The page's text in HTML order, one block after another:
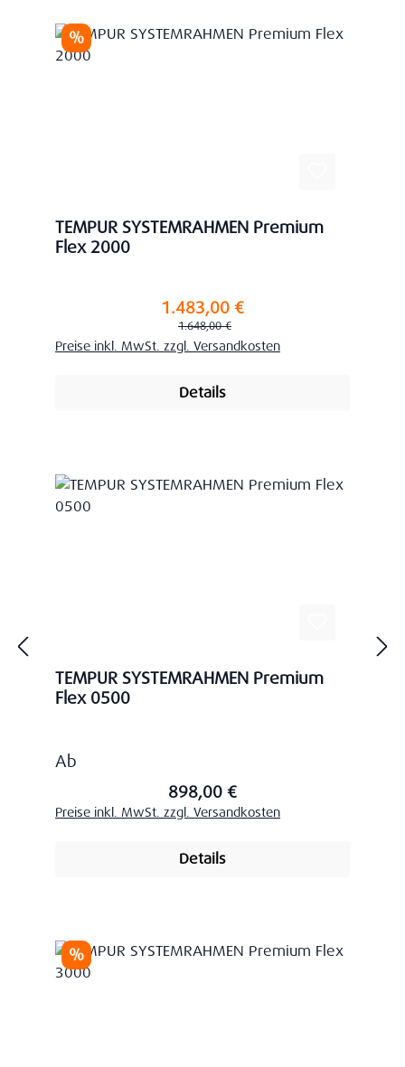
Rabatt
%
TEMPUR SYSTEMRAHMEN Premium
Flex 2000
Verkaufspreis:1.483,00 €
Regulärer Preis:
1.648,00 €
Preise inkl. MwSt. zzgl. Versandkosten
Details
TEMPUR SYSTEMRAHMEN Premium
Flex 0500
Regulärer Preis:
Ab
898,00 €
Preise inkl. MwSt. zzgl. Versandkosten
Details
Rabatt
%